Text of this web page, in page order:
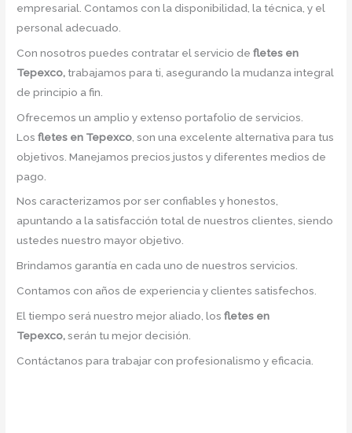
empresarial. Contamos con la disponibilidad, la técnica, y el
personal adecuado.
Con nosotros puedes contratar el servicio defletes en
Tepexco, trabajamos para ti, asegurando la mudanza integral
de principio a fin.
Ofrecemos un amplio y extenso portafolio de servicios.
Losfletes en Tepexco , son una excelente alternativa para tus
objetivos. Manejamos precios justos y diferentes medios de
pago.
Nos caracterizamos por ser confiables y honestos,
apuntando a la satisfacción total de nuestros clientes, siendo
ustedes nuestro mayor objetivo.
Brindamos garantía en cada uno de nuestros servicios.
Contamos con años de experiencia y clientes satisfechos.
El tiempo será nuestro mejor aliado, losfletes en
Tepexco,serán tu mejor decisión.
Contáctanos para trabajar con profesionalismo y eficacia.